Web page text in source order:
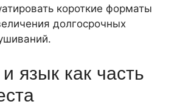
короткие форматы
долгосрочных
язык как часть